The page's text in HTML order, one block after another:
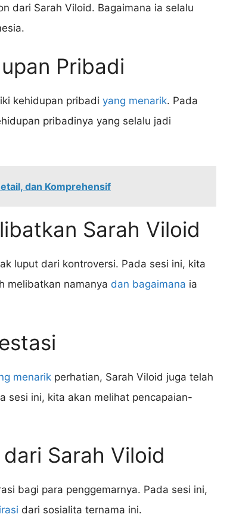
dari Sarah Viloid. Bagaimana ia selalu
Pribadi
kehidupan pribadi yang menarik. Pada
pribadinya yang selalu jadi
dan Komprehensif
Sarah Viloid
luput dari kontroversi. Pada sesi ini, kita
melibatkan namanya dan bagaimana ia
menarik perhatian, Sarah Viloid juga telah
sesi ini, kita akan melihat pencapaian-
Sarah Viloid
bagi para penggemarnya. Pada sesi ini,
dari sosialita ternama ini.